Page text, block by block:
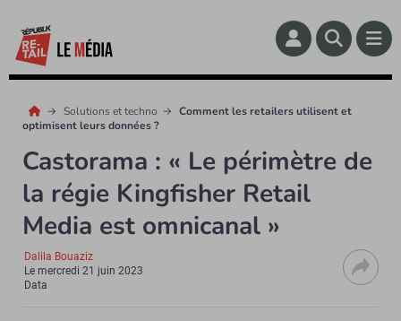
Solutions et techno
Comment les retailers utilisent et
optimisent leurs données ?
Castorama : « Le périmètre de
la régie Kingfisher Retail
Media est omnicanal »
Dalila Bouaziz
Lemercredi 21 juin 2023
Data